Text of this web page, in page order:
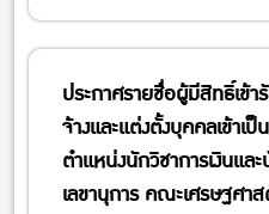
ประกาศรายชื่อผู้มีสิทธิ์เข้
จ้างและแต่งตั้งบุคคลเข้าเ
ตำแหน่งนักวิชาการเงินแ
เลขานุการ คณะเศรษฐศา